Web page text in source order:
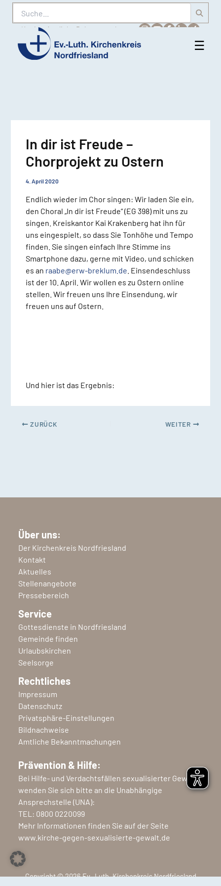
Suche
Karriere Amtliche Bekanntmachungen
Ev.-
☰
In dir ist Freude –
Chorprojekt zu Ostern
4. April 2020
Endlich wieder im Chor singen: Wir laden Sie ein,
den Choral „In dir ist Freude“ (EG 398) mit uns zu
singen. Kreiskantor Kai Krakenberg hat ihn für
uns eingespielt, so dass Sie Tonhöhe und Tempo
finden. Sie singen einfach Ihre Stimme ins
Smartphone dazu, gerne mit Video, und schicken
es an raabe@erw-breklum.de . Einsendeschluss
ist der 10. April. Wir wollen es zu Ostern online
stellen. Wir freuen uns Ihre Einsendung, wir
freuen uns auf Ostern.
Und hier ist das Ergebnis:
ZURÜCK WEITER
Über uns:
Der Kirchenkreis Nordfriesland
Kontakt
Aktuelles
Stellenangebote
Pressebereich
Service
Gottesdienste in Nordfriesland
Gemeinde finden
Urlaubskirchen
Seelsorge
Rechtliches
Impressum
Datenschutz
Privatsphäre-Einstellungen
Bildnachweise
Amtliche Bekanntmachungen
Prävention & Hilfe:
Bei Hilfe- und Verdachtsfällen sexualisierter Gewalt
wenden Sie sich bitte an die Unabhängige
Ansprechstelle (UNA):
TEL: 0800 0220099
Mehr Informationen finden Sie auf der Seite
www.kirche-gegen-sexualisierte-gewalt.de
Copyright © 2026 Ev.-Luth. Kirchenkreis Nordfriesland